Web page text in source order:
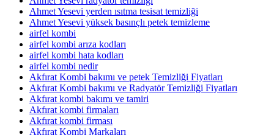
Ahmet Yesevi yerden ısıtma tesisat temizliği
Ahmet Yesevi yüksek basınçlı petek temizleme
airfel kombi
airfel kombi arıza kodları
airfel kombi hata kodları
airfel kombi nedir
Akfırat Kombi bakımı ve petek Temizliği Fiyatları
Akfırat Kombi bakımı ve Radyatör Temizliği Fiyatları
Akfırat kombi bakımı ve tamiri
Akfırat kombi firmaları
Akfırat kombi firması
Akfırat Kombi Markaları